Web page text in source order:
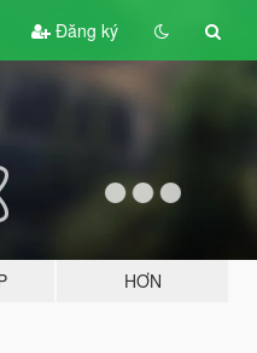
Đăng ký
HƠN